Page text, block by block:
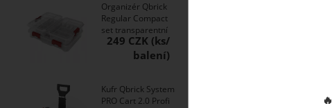
Organizér Qbrick
Regular Compact
set transparentní
249 CZK
Kufr Qbrick System
PRO Cart 2.0 Profi
🔥